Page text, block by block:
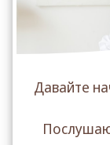
Давайте